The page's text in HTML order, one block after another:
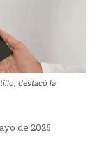
destacó la
de 2025